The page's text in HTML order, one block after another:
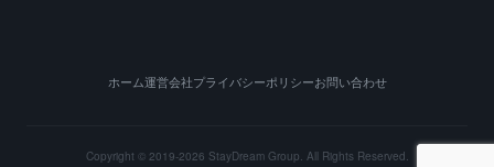
ホーム運営会社プライバシーポリシーお問い合わせ
Copyright © 2019-2026 StayDream Group. All Rights Reserved.